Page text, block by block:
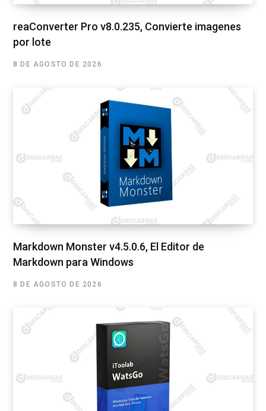
reaConverter Pro v8.0.235, Convierte imagenes
por lote
8 DE AGOSTO DE 2026
Markdown Monster v4.5.0.6, El Editor de
Markdown para Windows
8 DE AGOSTO DE 2026